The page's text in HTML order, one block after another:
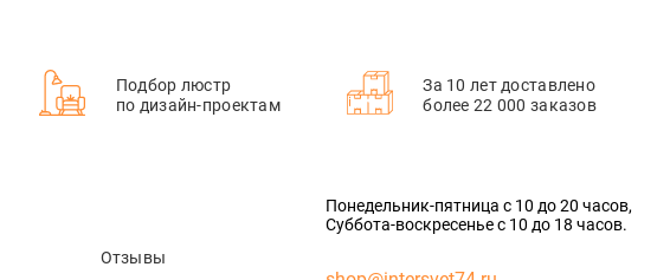
Подбор люстр
по дизайн-проектам
За 10 лет доставлено
более 22 000 заказов
Отзывы
Понедельник-пятница с 10 до 20 часов,
Суббота-воскресенье с 10 до 18 часов.